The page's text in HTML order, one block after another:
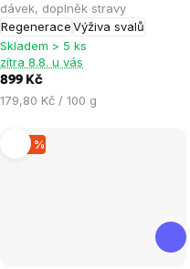
dávek, doplněk stravy
RegeneraceVýživa svalů
4,0
z
5
hvězdiček.
Skladem > 5 ks
zítra 8.8. u vás
899 Kč
Měrná
179,80 Kč / 100 g
–20 %